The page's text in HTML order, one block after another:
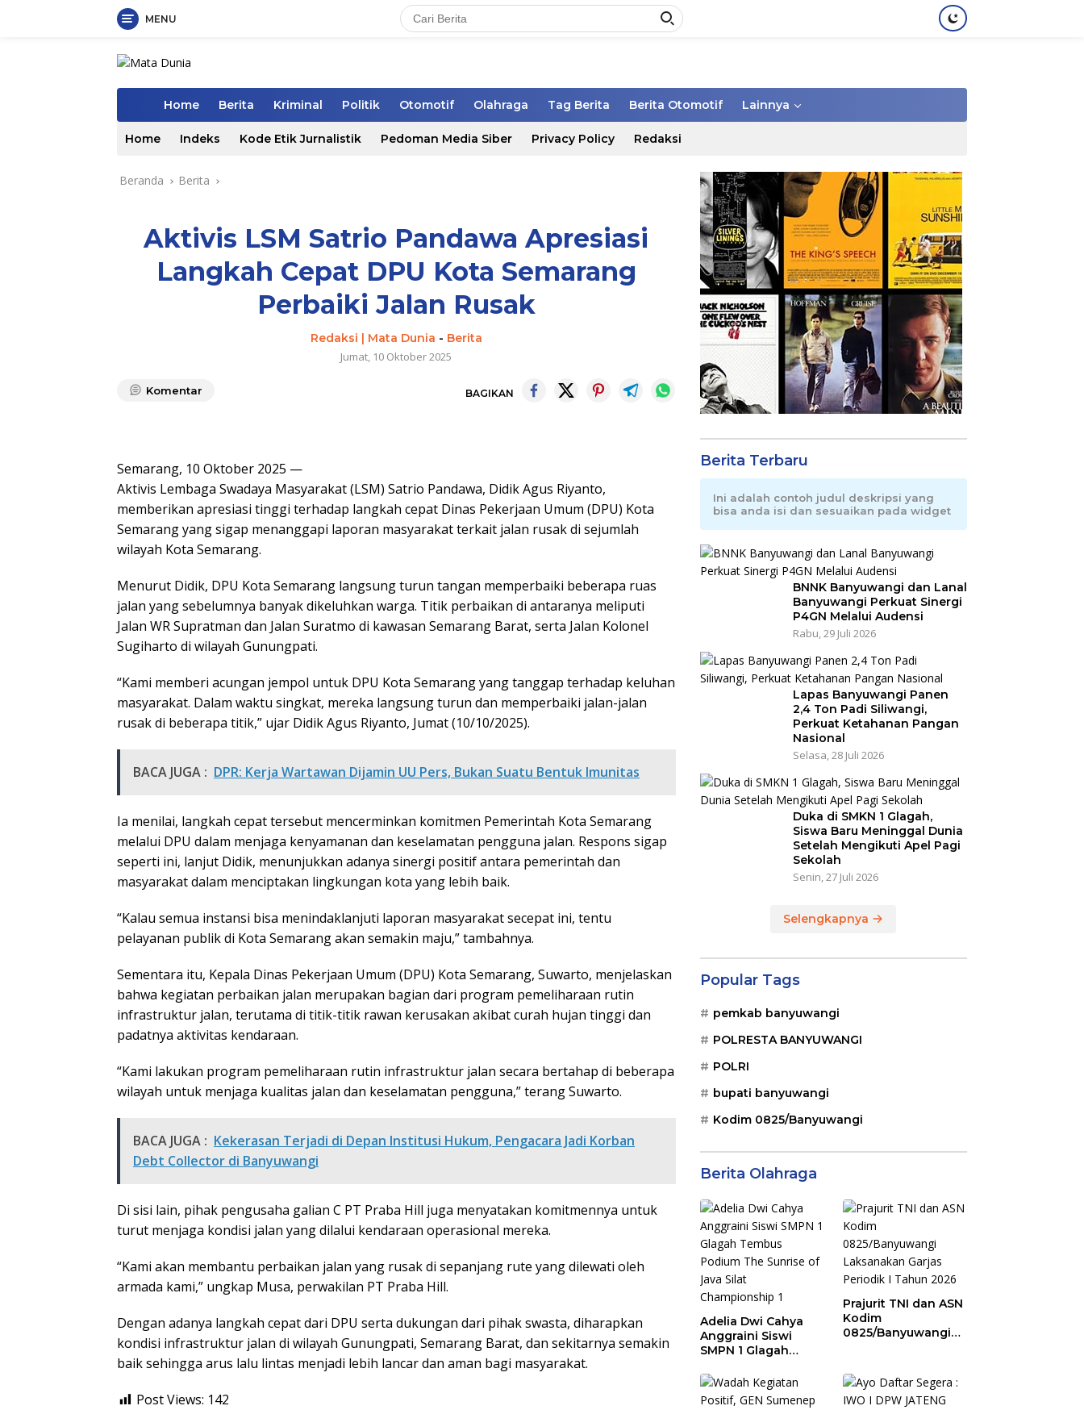
MENU
Home Berita Kriminal Politik Otomotif Olahraga Tag Berita Berita Otomotif Lainnya
Home Indeks Kode Etik Jurnalistik Pedoman Media Siber Privacy Policy Redaksi
Beranda Berita
Aktivis LSM Satrio Pandawa Apresiasi
Langkah Cepat DPU Kota Semarang
Perbaiki Jalan Rusak
Redaksi | Mata Dunia - Berita
Jumat, 10 Oktober 2025
Komentar BAGIKAN
Semarang, 10 Oktober 2025 —
Aktivis Lembaga Swadaya Masyarakat (LSM) Satrio Pandawa, Didik Agus Riyanto,
memberikan apresiasi tinggi terhadap langkah cepat Dinas Pekerjaan Umum (DPU) Kota
Semarang yang sigap menanggapi laporan masyarakat terkait jalan rusak di sejumlah
wilayah Kota Semarang.
Menurut Didik, DPU Kota Semarang langsung turun tangan memperbaiki beberapa ruas
jalan yang sebelumnya banyak dikeluhkan warga. Titik perbaikan di antaranya meliputi
Jalan WR Supratman dan Jalan Suratmo di kawasan Semarang Barat, serta Jalan Kolonel
Sugiharto di wilayah Gunungpati.
“Kami memberi acungan jempol untuk DPU Kota Semarang yang tanggap terhadap keluhan
masyarakat. Dalam waktu singkat, mereka langsung turun dan memperbaiki jalan-jalan
rusak di beberapa titik,” ujar Didik Agus Riyanto, Jumat (10/10/2025).
BACA JUGA : DPR: Kerja Wartawan Dijamin UU Pers, Bukan Suatu Bentuk Imunitas
Ia menilai, langkah cepat tersebut mencerminkan komitmen Pemerintah Kota Semarang
melalui DPU dalam menjaga kenyamanan dan keselamatan pengguna jalan. Respons sigap
seperti ini, lanjut Didik, menunjukkan adanya sinergi positif antara pemerintah dan
masyarakat dalam menciptakan lingkungan kota yang lebih baik.
“Kalau semua instansi bisa menindaklanjuti laporan masyarakat secepat ini, tentu
pelayanan publik di Kota Semarang akan semakin maju,” tambahnya.
Sementara itu, Kepala Dinas Pekerjaan Umum (DPU) Kota Semarang, Suwarto, menjelaskan
bahwa kegiatan perbaikan jalan merupakan bagian dari program pemeliharaan rutin
infrastruktur jalan, terutama di titik-titik rawan kerusakan akibat curah hujan tinggi dan
padatnya aktivitas kendaraan.
“Kami lakukan program pemeliharaan rutin infrastruktur jalan secara bertahap di beberapa
wilayah untuk menjaga kualitas jalan dan keselamatan pengguna,” terang Suwarto.
BACA JUGA : Kekerasan Terjadi di Depan Institusi Hukum, Pengacara Jadi Korban
Debt Collector di Banyuwangi
Di sisi lain, pihak pengusaha galian C PT Praba Hill juga menyatakan komitmennya untuk
turut menjaga kondisi jalan yang dilalui kendaraan operasional mereka.
“Kami akan membantu perbaikan jalan yang rusak di sepanjang rute yang dilewati oleh
armada kami,” ungkap Musa, perwakilan PT Praba Hill.
Dengan adanya langkah cepat dari DPU serta dukungan dari pihak swasta, diharapkan
kondisi infrastruktur jalan di wilayah Gunungpati, Semarang Barat, dan sekitarnya semakin
baik sehingga arus lalu lintas menjadi lebih lancar dan aman bagi masyarakat.
Post Views: 142
Berita Terbaru
Ini adalah contoh judul deskripsi yang
bisa anda isi dan sesuaikan pada widget
BNNK Banyuwangi dan Lanal
Banyuwangi Perkuat Sinergi
P4GN Melalui Audensi
Rabu, 29 Juli 2026
Lapas Banyuwangi Panen
2,4 Ton Padi Siliwangi,
Perkuat Ketahanan Pangan
Nasional
Selasa, 28 Juli 2026
Duka di SMKN 1 Glagah,
Siswa Baru Meninggal Dunia
Setelah Mengikuti Apel Pagi
Sekolah
Senin, 27 Juli 2026
Selengkapnya
Popular Tags
pemkab banyuwangi
POLRESTA BANYUWANGI
POLRI
bupati banyuwangi
Kodim 0825/Banyuwangi
Berita Olahraga
Adelia Dwi Cahya
Anggraini Siswi
SMPN 1 Glagah
Sunrise of Java Silat
Championship 1
Prajurit TNI dan ASN
Kodim
0825/Banyuwangi
2026